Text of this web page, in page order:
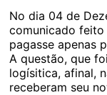
No dia 04 de
comunicado
pagasse apenas
A questão, que
logísitica, afinal,
receberam seu